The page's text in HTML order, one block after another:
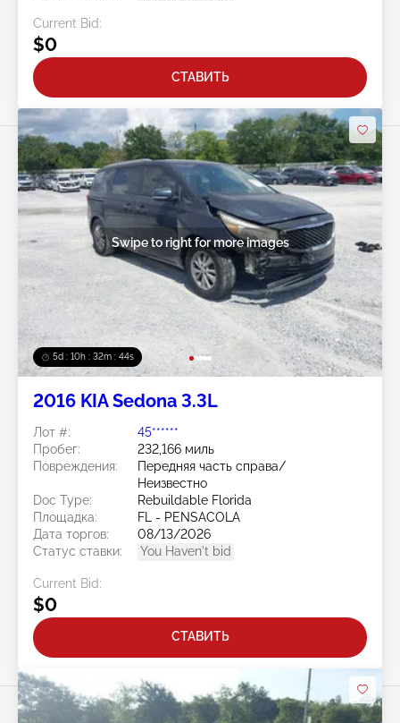
Current Bid:
$0
СТАВИТЬ
5d : 10h : 32m : 42s
Swipe to right for more images
2016 KIA Sedona 3.3L
Лот #:
45******
Пробег:
232,166 миль
Повреждения:
Передняя часть справа/
Неизвестно
Doc Type:
Rebuildable Florida
Площадка:
FL - PENSACOLA
Дата торгов:
08/13/2026
Статус ставки:
You Haven't bid
Current Bid:
$0
СТАВИТЬ